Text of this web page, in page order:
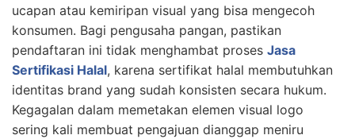
ucapan atau kemiripan visual yang bisa mengecoh
konsumen. Bagi pengusaha pangan, pastikan
pendaftaran ini tidak menghambat proses Jasa
Sertifikasi Halal, karena sertifikat halal membutuhkan
identitas brand yang sudah konsisten secara hukum.
Kegagalan dalam memetakan elemen visual logo
sering kali membuat pengajuan dianggap meniru